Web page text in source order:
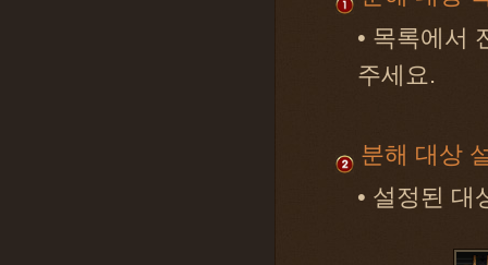
• 목록에서
주세요.
분해 대상
• 설정된 대